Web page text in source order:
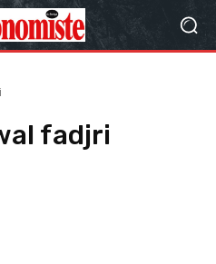
fadjri